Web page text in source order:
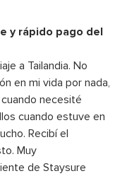
y rápido pago del
a Tailandia. No
en mi vida por nada,
necesité
cuando estuve en
Recibí el
Muy
de Staysure